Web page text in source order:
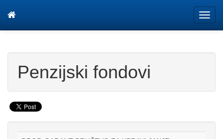
Penzijski fondovi